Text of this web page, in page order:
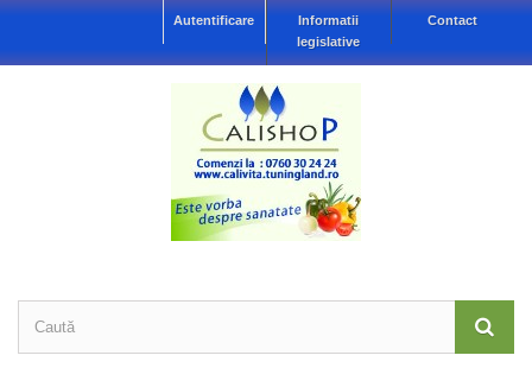
Contact
Informatii
legislative
Autentificare